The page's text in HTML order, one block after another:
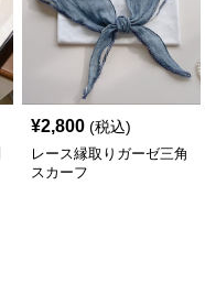
¥2,800 (税込)
レース縁取りガーゼ三角
スカーフ